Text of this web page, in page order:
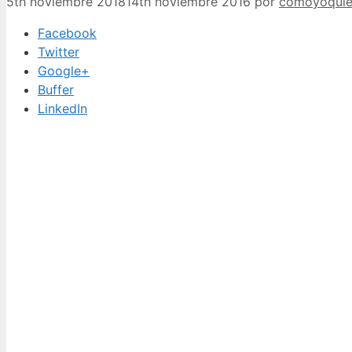
Facebook
Twitter
Google+
Buffer
LinkedIn